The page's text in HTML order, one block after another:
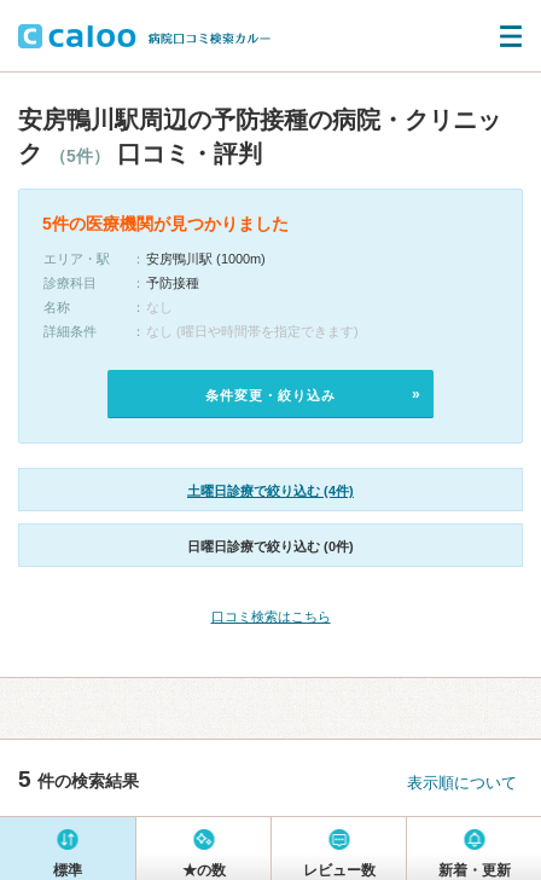
安房鴨川駅周辺の予防接種の病院・クリニッ
ク
（5件） 口コミ・評判
5件の医療機関が見つかりました
エリア・駅
安房鴨川駅 (1000m)
診療科目
予防接種
名称
なし
詳細条件
なし (曜日や時間帯を指定できます)
条件変更・絞り込み
土曜日診療で絞り込む (4件)
日曜日診療で絞り込む (0件)
口コミ検索はこちら
5 件の検索結果 表示順について
標準 ★の数 レビュー数 新着・更新